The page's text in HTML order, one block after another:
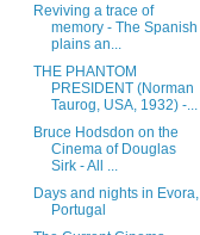
Reviving a trace of
memory - The Spanish
plains an...
THE PHANTOM
PRESIDENT (Norman
Taurog, USA, 1932) -...
Bruce Hodsdon on the
Cinema of Douglas
Sirk - All ...
Days and nights in Evora,
Portugal